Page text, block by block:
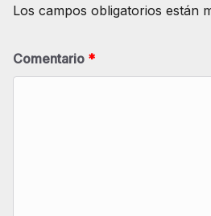
Los campos obligatorios están
Comentario *